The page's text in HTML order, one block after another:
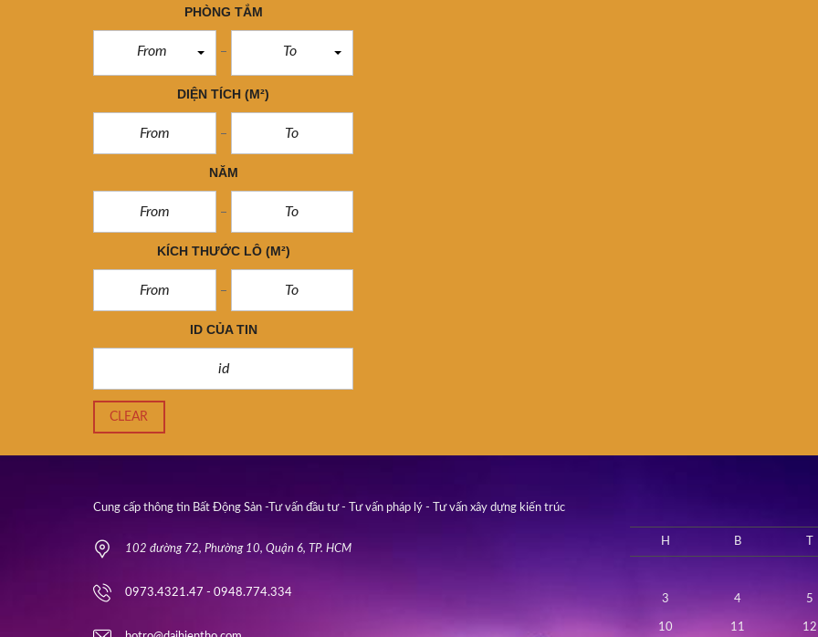
PHÒNG TẮM
From To
DIỆN TÍCH (M²)
NĂM
KÍCH THƯỚC LÔ (M²)
ID CỦA TIN
CLEAR
Cung cấp thông tin Bất Động Sản -Tư vấn đầu tư - Tư vấn pháp lý - Tư vấn xây dựng kiến trúc
102 đường 72, Phường 10, Quận 6, TP. HCM
0973.4321.47 - 0948.774.334
H B
3 4 5
10 11 12